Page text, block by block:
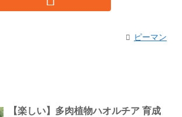
ピーマン
【楽しい】多肉植物ハオルチア 育成